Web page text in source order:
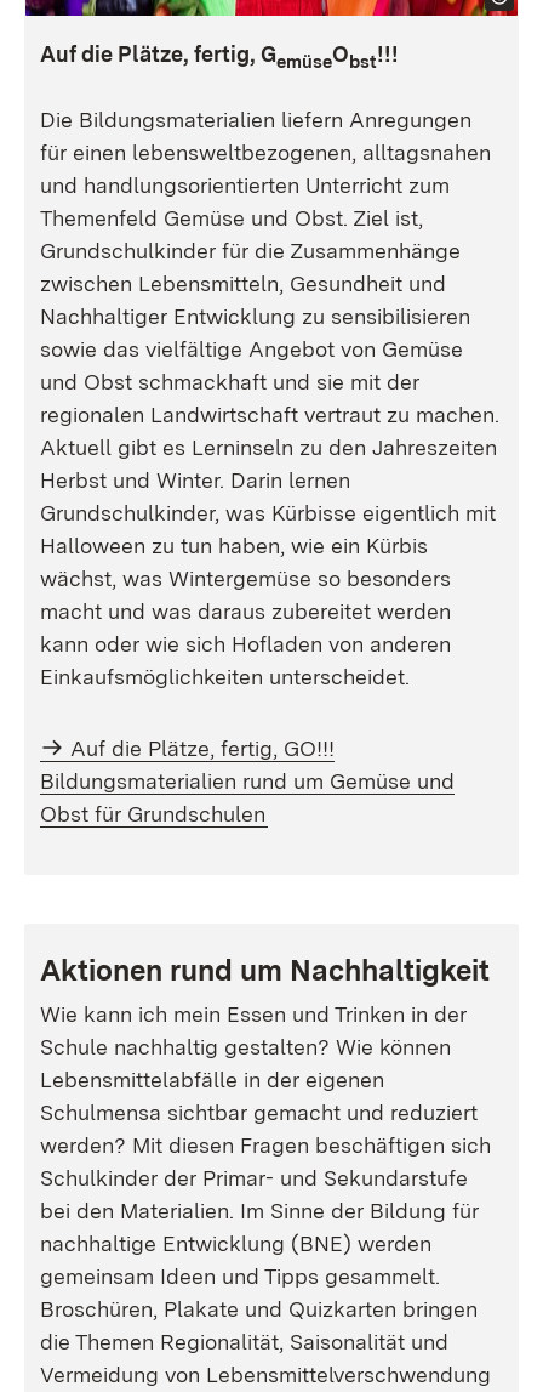
Auf die Plätze, fertig, GemüseObst!!!
Die Bildungsmaterialien liefern Anregungen
für einen lebensweltbezogenen, alltagsnahen
und handlungsorientierten Unterricht zum
Themenfeld Gemüse und Obst. Ziel ist,
Grundschulkinder für die Zusammenhänge
zwischen Lebensmitteln, Gesundheit und
Nachhaltiger Entwicklung zu sensibilisieren
sowie das vielfältige Angebot von Gemüse
und Obst schmackhaft und sie mit der
regionalen Landwirtschaft vertraut zu machen.
Aktuell gibt es Lerninseln zu den Jahreszeiten
Herbst und Winter. Darin lernen
Grundschulkinder, was Kürbisse eigentlich mit
Halloween zu tun haben, wie ein Kürbis
wächst, was Wintergemüse so besonders
macht und was daraus zubereitet werden
kann oder wie sich Hofladen von anderen
Einkaufsmöglichkeiten unterscheidet.
Auf die Plätze, fertig, GO!!!
Bildungsmaterialien rund um Gemüse und
Obst für Grundschulen
Aktionen rund um Nachhaltigkeit
Wie kann ich mein Essen und Trinken in der
Schule nachhaltig gestalten? Wie können
Lebensmittelabfälle in der eigenen
Schulmensa sichtbar gemacht und reduziert
werden? Mit diesen Fragen beschäftigen sich
Schulkinder der Primar- und Sekundarstufe
bei den Materialien. Im Sinne der Bildung für
nachhaltige Entwicklung (BNE) werden
gemeinsam Ideen und Tipps gesammelt.
Broschüren, Plakate und Quizkarten bringen
die Themen Regionalität, Saisonalität und
Vermeidung von Lebensmittelverschwendung